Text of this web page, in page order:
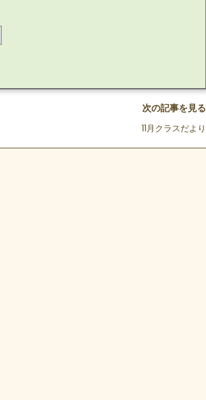
次の記事を見る
11月クラスだより